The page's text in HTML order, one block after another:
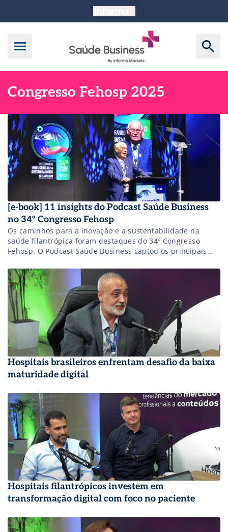
Congresso Fehosp 2025
[e-book] 11 insights do Podcast Saúde Business
no 34º Congresso Fehosp
Os caminhos para a inovação e a sustentabilidade na
saúde filantrópica foram destaques do 34º Congresso
Fehosp. O Podcast Saúde Business captou os principais
Confira!
Hospitais brasileiros enfrentam desafio da baixa
maturidade digital
Hospitais filantrópicos investem em
transformação digital com foco no paciente